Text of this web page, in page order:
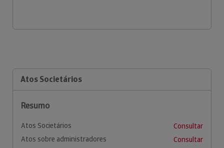
Atos Societários
Resumo
Atos Societários
Consultar
Atos sobre administradores
Consultar